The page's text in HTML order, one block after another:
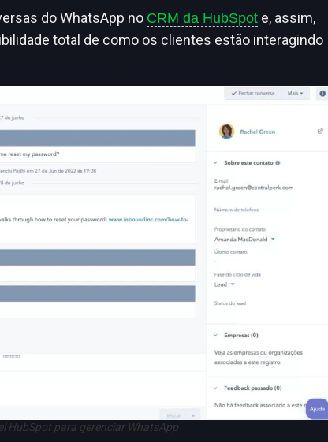
do WhatsApp no CRM da HubSpot e, assim,
total de como os clientes estão interagindo
HubSpot para gerenciar WhatsApp